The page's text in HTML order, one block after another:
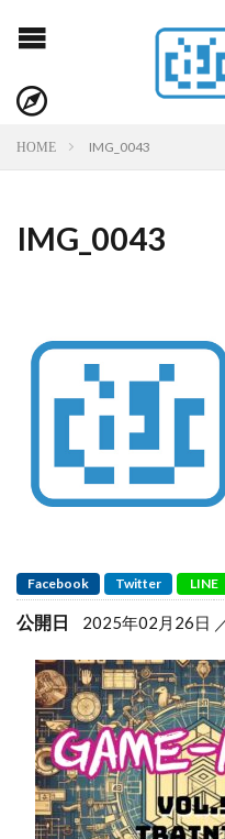
HOME IMG_0043
IMG_0043
Facebook Twitter LINE
公開日 2025年02月26日